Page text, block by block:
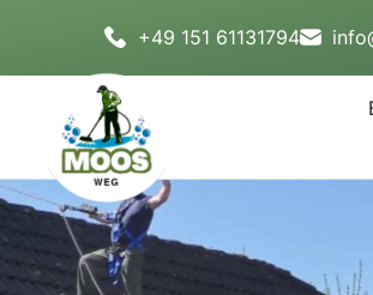
+49 151 61131794